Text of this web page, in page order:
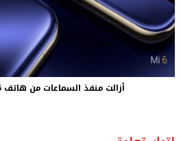
أزالت منفذ السماعات من هاتف Xiaomi Mi6 الجديد